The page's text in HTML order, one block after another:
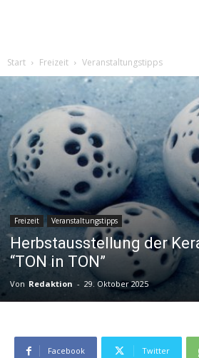
Start Freizeit Veranstaltungstipps
Freizeit Veranstaltungstipps
Herbstausstellung der
“TON in TON”
Von Redaktion - 29. Oktober 2025
Facebook Twitter